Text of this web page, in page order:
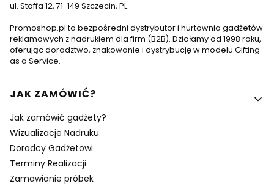
ul. Staffa 12, 71-149 Szczecin, PL
Promoshop.pl to bezpośredni dystrybutor i hurtownia gadżetów
reklamowych z nadrukiem dla firm (B2B). Działamy od 1998 roku,
oferując doradztwo, znakowanie i dystrybucję w modelu Gifting
as a Service.
Linki w stopce
JAK ZAMÓWIĆ?
Jak zamówić gadżety?
Wizualizacje Nadruku
Doradcy Gadżetowi
Terminy Realizacji
Zamawianie próbek